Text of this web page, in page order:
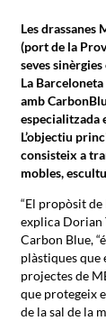
Les drassanes
(port de la
seves
La
amb
especialitzada
L’objectiu
consisteix a
mobles,
“El propòsit de
explica Dorian
Carbon Blue,
plàstiques que
projectes de
que protegeix
de la sal de la